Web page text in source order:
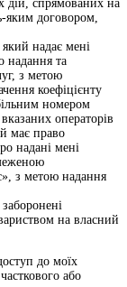
дій, спрямованих на
яким договором,
надає мені
надання та
з метою
коефіцієнту
номером
операторів
має право
надані мені
з метою надання
на власний
до моїх
або